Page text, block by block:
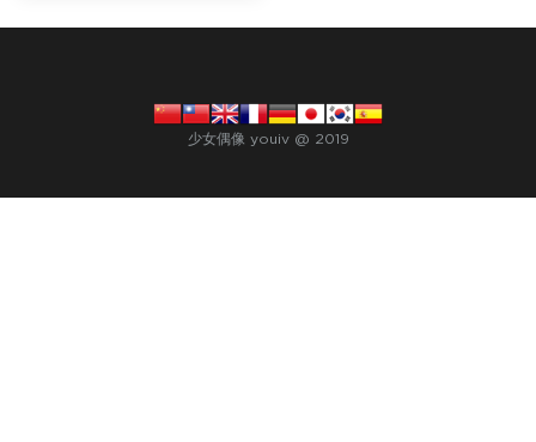
少女偶像 youiv @ 2019